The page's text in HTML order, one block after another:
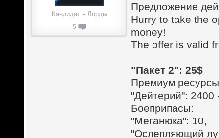
Предложение
Hurry to take the
money!
The offer is valid
"Пакет 2": 25$
Премиум
"Дейтерий": 2400
Боеприпасы:
"Меганюка": 10,
"Ослепляющий
Кандидат в Лорды
5